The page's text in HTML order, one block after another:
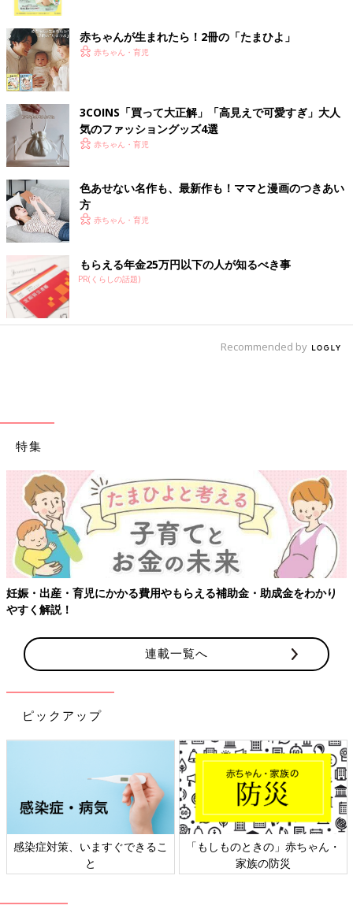
赤ちゃんが生まれたら！2冊の「たまひよ」
赤ちゃん・育児
3COINS「買って大正解」「高見えで可愛すぎ」大人
気のファッショングッズ4選
赤ちゃん・育児
色あせない名作も、最新作も！ママと漫画のつきあい
方
赤ちゃん・育児
もらえる年金25万円以下の人が知るべき事
PR(くらしの話題)
Recommended by
特集
妊娠・出産・育児にかかる費用やもらえる補助金・助成金をわかり
やすく解説！
連載一覧へ
ピックアップ
感染症対策、いますぐできるこ
と
「もしものときの」赤ちゃん・
家族の防災